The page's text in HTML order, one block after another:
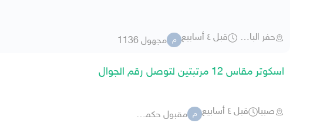
حفر الباطن قبل ٤ أسابيع م مجهول 1136
اسكوتر مقاس 12 مرتبتين لتوصل رقم الجوال
صبيا قبل ٤ أسابيع م مقبول حكمي 9248